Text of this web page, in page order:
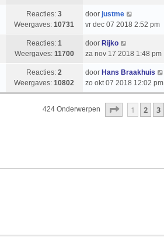
Reacties:3
Weergaves:10731
door justme
vr dec 07 2018 2:52 pm
Reacties:1
Weergaves: 11700
door Rijko
za nov 17 2018 1:48 pm
Reacties:2
Weergaves:10802
door Hans Braakhuis
zo okt 07 2018 12:02 pm
424 Onderwerpen Pagina1 Van
1 2 3